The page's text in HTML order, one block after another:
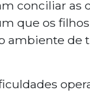
conciliar as
que os
ambiente de